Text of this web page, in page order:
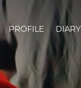
PROFILE DIARY